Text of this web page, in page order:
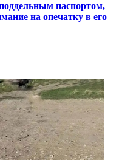
паспортом,
на опечатку в его